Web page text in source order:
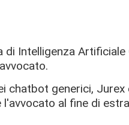
Intelligenza
chatbot generici,
al fine di